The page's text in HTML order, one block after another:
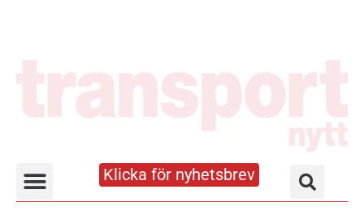
Klicka för nyhetsbrev